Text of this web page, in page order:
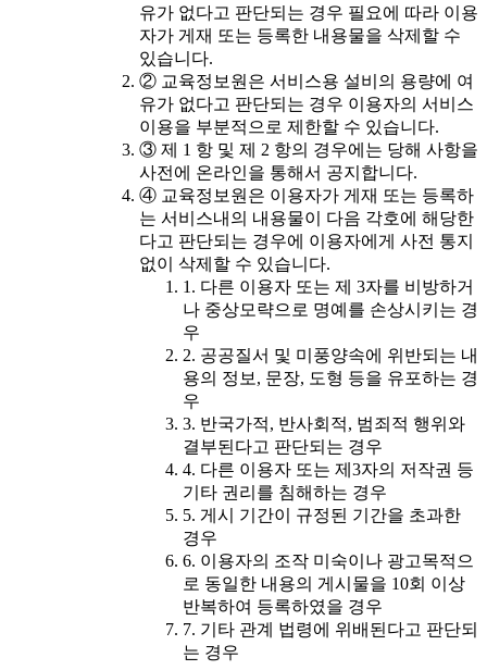
유가 없다고 판단되는 경우 필요에 따라 이용
자가 게재 또는 등록한 내용물을 삭제할 수
있습니다.
② 교육정보원은 서비스용 설비의 용량에 여
유가 없다고 판단되는 경우 이용자의 서비스
이용을 부분적으로 제한할 수 있습니다.
③ 제 1 항 및 제 2 항의 경우에는 당해 사항을
사전에 온라인을 통해서 공지합니다.
④ 교육정보원은 이용자가 게재 또는 등록하
는 서비스내의 내용물이 다음 각호에 해당한
다고 판단되는 경우에 이용자에게 사전 통지
없이 삭제할 수 있습니다.
1. 다른 이용자 또는 제 3자를 비방하거
나 중상모략으로 명예를 손상시키는 경
우
2. 공공질서 및 미풍양속에 위반되는 내
용의 정보, 문장, 도형 등을 유포하는 경
우
3. 반국가적, 반사회적, 범죄적 행위와
결부된다고 판단되는 경우
4. 다른 이용자 또는 제3자의 저작권 등
기타 권리를 침해하는 경우
5. 게시 기간이 규정된 기간을 초과한
경우
6. 이용자의 조작 미숙이나 광고목적으
로 동일한 내용의 게시물을 10회 이상
반복하여 등록하였을 경우
7. 기타 관계 법령에 위배된다고 판단되
는 경우